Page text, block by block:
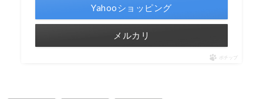
Yahooショッピング
メルカリ
ポチップ